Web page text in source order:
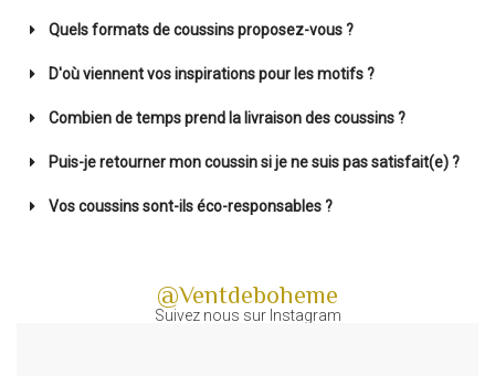
Quels formats de coussins proposez-vous ?
D'où viennent vos inspirations pour les motifs ?
Combien de temps prend la livraison des coussins ?
Puis-je retourner mon coussin si je ne suis pas satisfait(e) ?
Vos coussins sont-ils éco-responsables ?
@Ventdeboheme
Suivez nous sur Instagram